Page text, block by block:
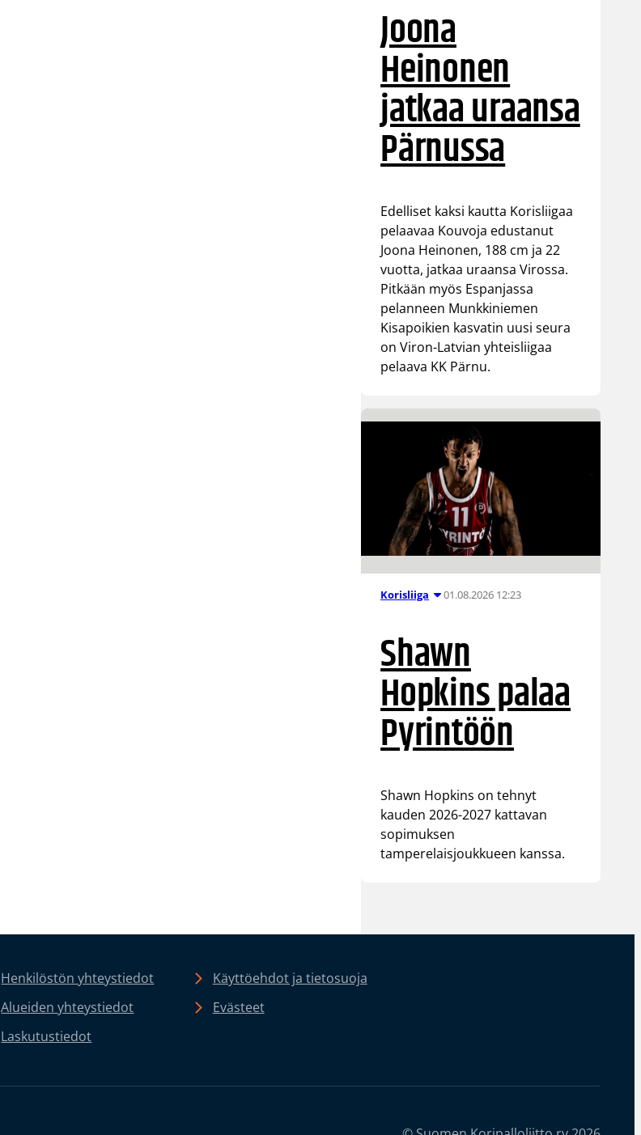
Joona
Heinonen
jatkaa uraansa
Pärnussa
Edelliset kaksi kautta Korisliigaa
pelaavaa Kouvoja edustanut
Joona Heinonen, 188 cm ja 22
vuotta, jatkaa uraansa Virossa.
Pitkään myös Espanjassa
pelanneen Munkkiniemen
Kisapoikien kasvatin uusi seura
on Viron-Latvian yhteisliigaa
pelaava KK Pärnu.
Korisliiga 01.08.2026 12:23
Shawn
Hopkins palaa
Pyrintöön
Shawn Hopkins on tehnyt
kauden 2026-2027 kattavan
sopimuksen
tamperelaisjoukkueen kanssa.
Henkilöstön yhteystiedot
Alueiden yhteystiedot
Laskutustiedot
Käyttöehdot ja tietosuoja
Evästeet